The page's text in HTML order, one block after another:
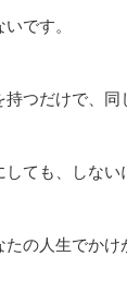
です。
つだけで、同
ても、しな
の人生でか